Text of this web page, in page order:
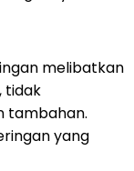
melibatkan
tidak
tambahan.
yang